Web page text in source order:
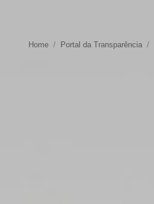
Home Portal da Transparência